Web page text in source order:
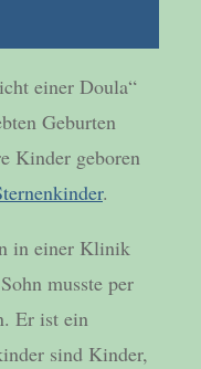
einer Doula“
Geburten
Kinder geboren
.
in einer Klinik
musste per
Er ist ein
sind Kinder,